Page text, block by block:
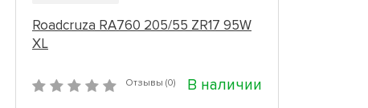
Roadcruza RA760 205/55 ZR17 95W
XL
Отзывы (0) В наличии